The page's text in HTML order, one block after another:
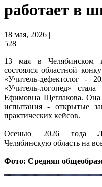
работает в
18 мая, 2026 |
528
13 мая в Челябинском
состоялся областной
«Учитель-дефектолог -
«Учитель-логопед»
Ефимовна Щеглакова.
испытания - открытые
практических кейсов.
Осенью 2026 года
Челябинскую область на
Фото: Средняя